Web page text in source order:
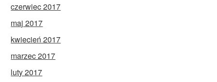
czerwiec 2017
maj 2017
kwiecień 2017
marzec 2017
luty 2017